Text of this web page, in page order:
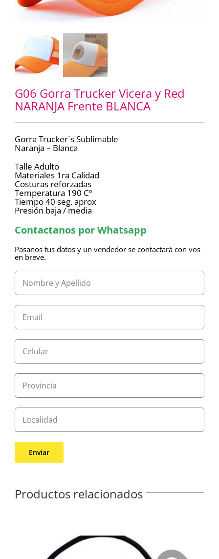
G06 Gorra Trucker Vicera y Red
NARANJA Frente BLANCA
Gorra Trucker´s Sublimable
Naranja – Blanca
Talle Adulto
Materiales 1ra Calidad
Costuras reforzadas
Temperatura 190 Cº
Tiempo 40 seg. aprox
Presión baja / media
Contactanos por Whatsapp
Pasanos tus datos y un vendedor se contactará con vos
en breve.
Productos relacionados